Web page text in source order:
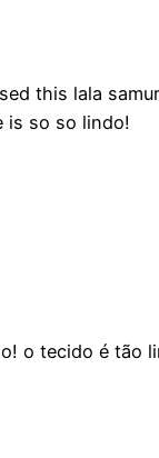
this lala
is so so lindo!
o tecido é tão